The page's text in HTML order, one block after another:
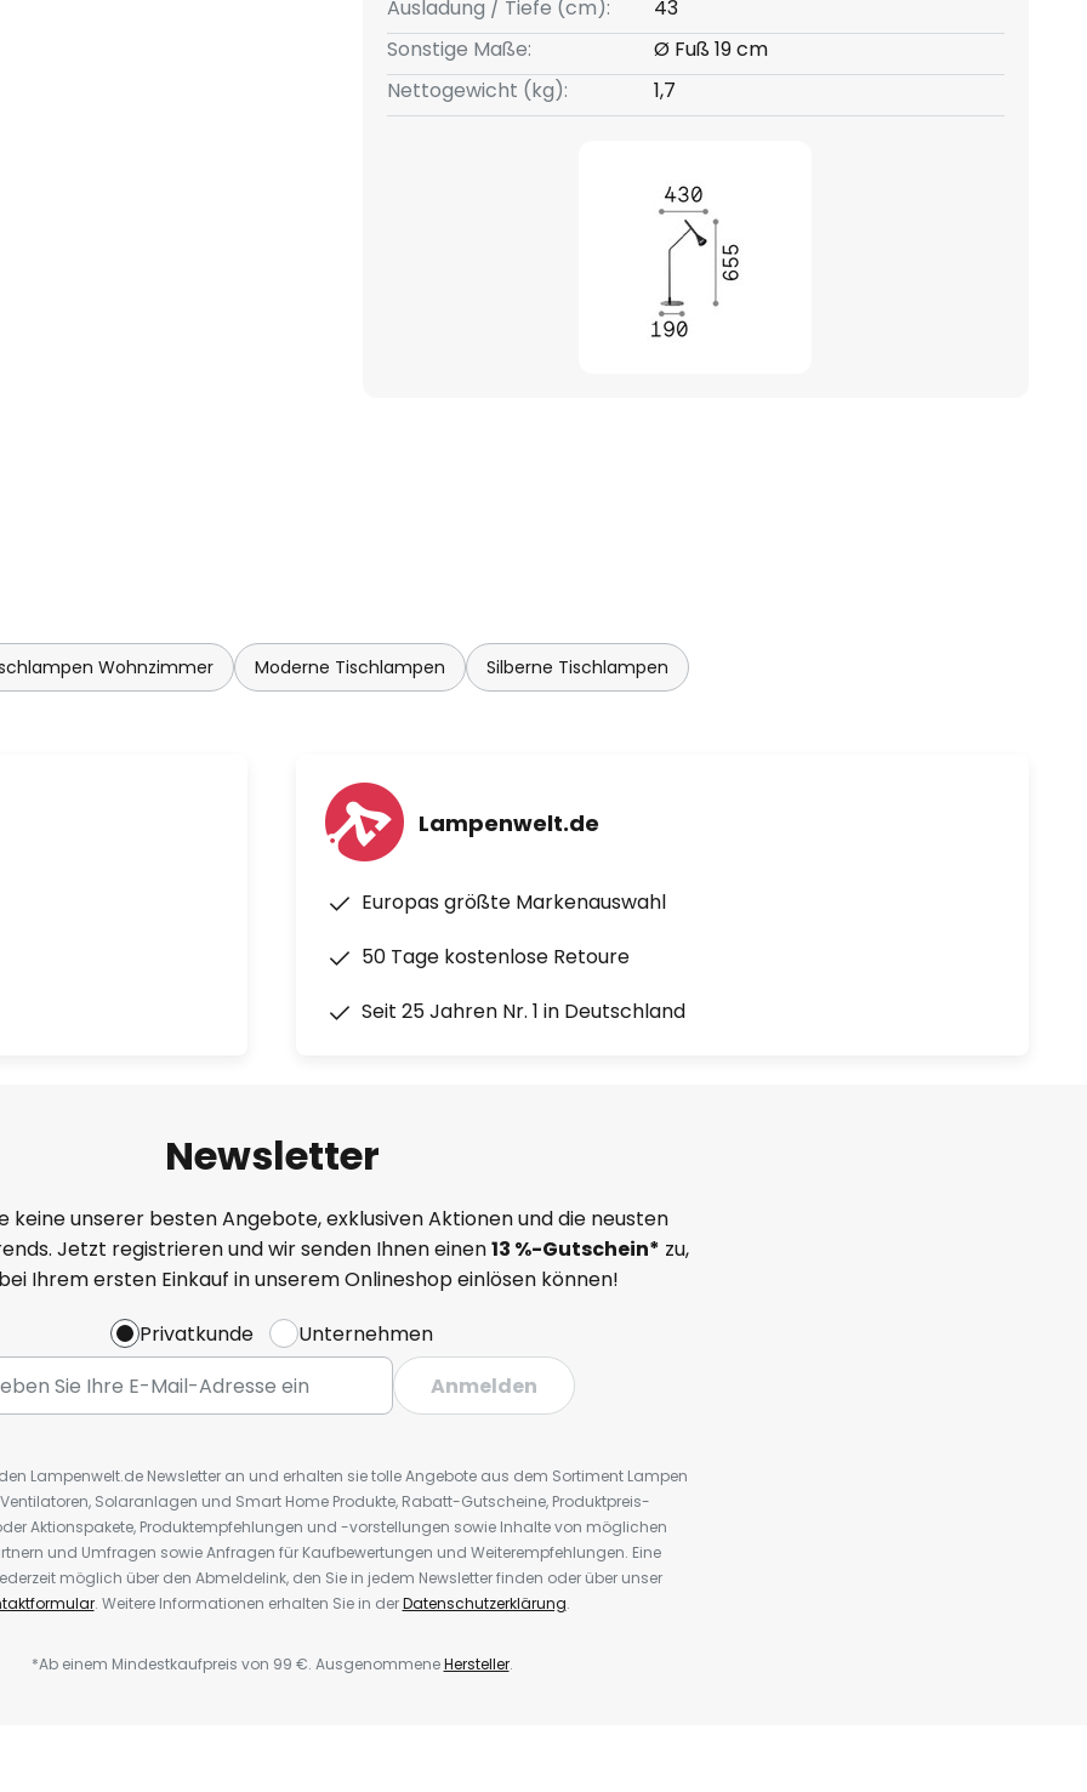
Ausladung / Tiefe (cm):
43
Sonstige Maße:
Ø Fuß 19 cm
Nettogewicht (kg):
1,7
Wohnzimmer Moderne Tischlampen Silberne Tischlampen
Lampenwelt.de
Europas größte Markenauswahl
50 Tage kostenlose Retoure
Seit 25 Jahren Nr. 1 in Deutschland
Newsletter
keine unserer besten Angebote, exklusiven Aktionen und die neusten
Jetzt registrieren und wir senden Ihnen einen13 %-Gutschein* zu,
Ihrem ersten Einkauf in unserem Onlineshop einlösen können!
Privatkunde
Unternehmen
Anmelden
Lampenwelt.de Newsletter an und erhalten sie tolle Angebote aus dem Sortiment Lampen
Solaranlagen und Smart Home Produkte, Rabatt-Gutscheine, Produktpreis-
Aktionspakete, Produktempfehlungen und -vorstellungen sowie Inhalte von möglichen
und Umfragen sowie Anfragen für Kaufbewertungen und Weiterempfehlungen. Eine
möglich über den Abmeldelink, den Sie in jedem Newsletter finden oder über unser
. Weitere Informationen erhalten Sie in derDatenschutzerklärung.
*Ab einem Mindestkaufpreis von 99 €. AusgenommeneHersteller.